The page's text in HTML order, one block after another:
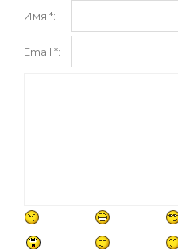
Имя *:
Email *: